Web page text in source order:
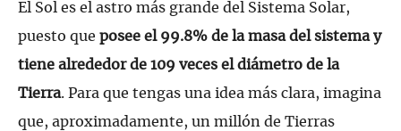
El Sol es el astro más grande del Sistema Solar,
puesto que posee el 99.8% de la masa del sistema y
tiene alrededor de 109 veces el diámetro de la
Tierra. Para que tengas una idea más clara, imagina
que, aproximadamente, un millón de Tierras